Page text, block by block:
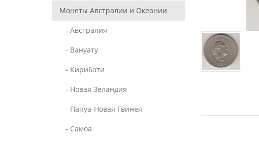
Монеты Австралии и Океании
- Австралия
- Вануату
- Кирибати
- Новая Зеландия
- Папуа-Новая Гвинея
- Самоа